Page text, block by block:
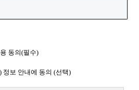
동의(필수)
정보 안내에 동의 (선택)